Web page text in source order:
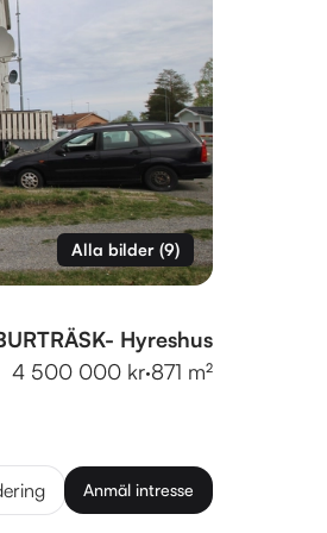
Alla bilder(9)
Hyreshus
4 500 000 kr·871 m²
Anmäl intresse